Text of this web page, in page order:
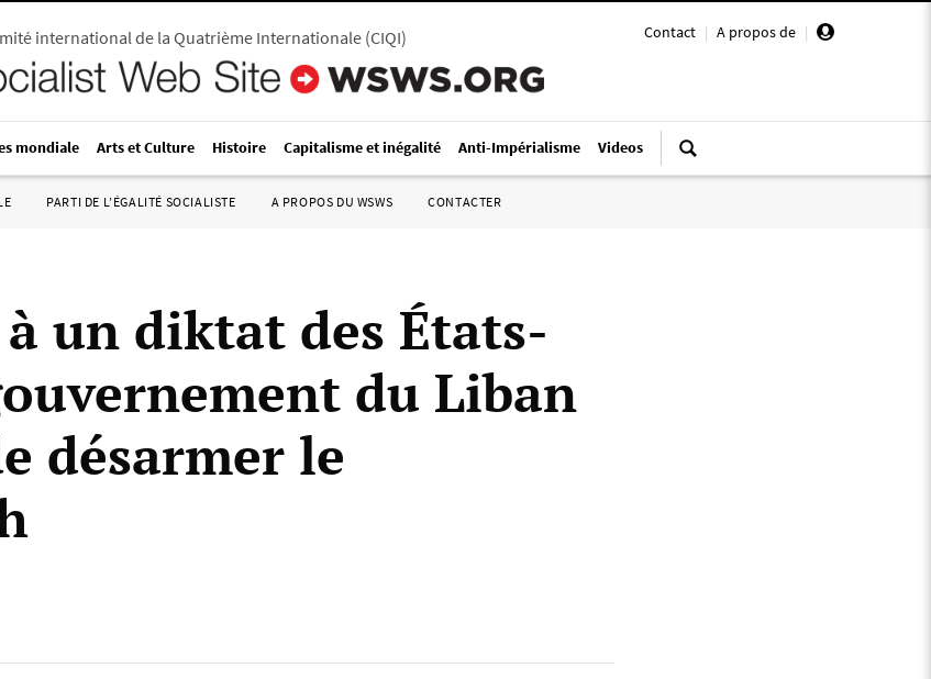
Contact | A propos de |
international de la Quatrième Internationale(CIQI)
mondiale Arts et Culture Histoire Capitalisme et inégalité Anti-Impérialisme Videos
PARTI DE L’ÉGALITÉ SOCIALISTE A PROPOS DU WSWS CONTACTER
un diktat des États-
du Liban
désarmer le